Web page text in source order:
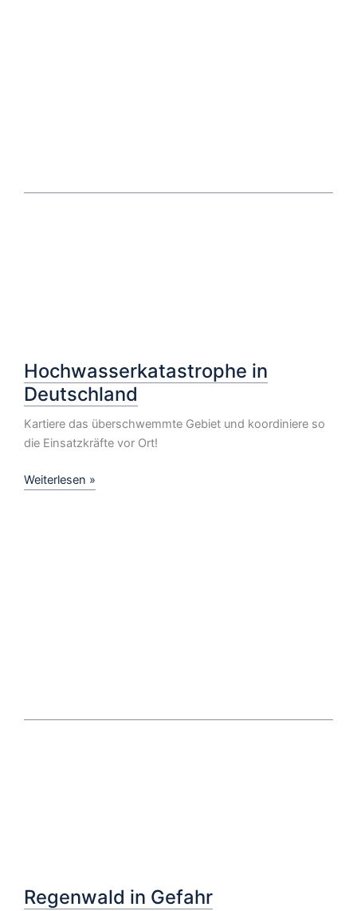
Hochwasserkatastrophe in
Deutschland
Kartiere das überschwemmte Gebiet und koordiniere so
die Einsatzkräfte vor Ort!
Hochwasserkatastrophe
Weiterlesen »
Regenwald in Gefahr